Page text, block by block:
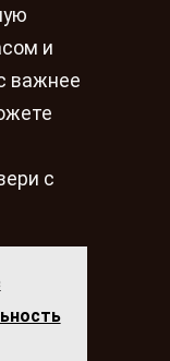
и
важнее
с